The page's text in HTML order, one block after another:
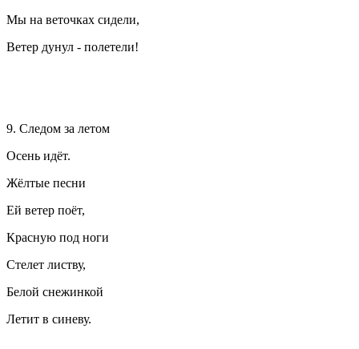
Мы на веточках сидели,
Ветер дунул - полетели!
9. Следом за летом
Осень идёт.
Жёлтые песни
Ей ветер поёт,
Красную под ноги
Стелет листву,
Белой снежинкой
Летит в синеву.